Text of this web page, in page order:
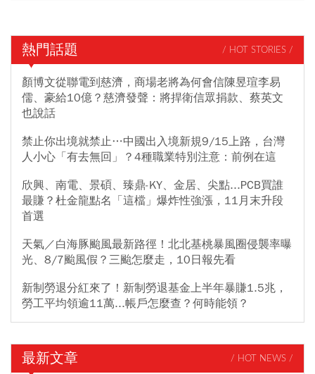
熱門話題 / HOT STORIES /
顏博文從聯電到慈濟，商場老將為何會信陳昱瑄李易
儒、豪給10億？慈濟發聲：將捍衛信眾捐款、蔡英文
也說話
禁止你出境就禁止…中國出入境新規9/15上路，台灣
人小心「有去無回」？4種職業特別注意：前例在這
欣興、南電、景碩、臻鼎-KY、金居、尖點...PCB買誰
最賺？杜金龍點名「這檔」爆炸性強漲，11月末升段
首選
天氣／白海豚颱風最新路徑！北北基桃暴風圈侵襲率曝
光、8/7颱風假？三颱怎麼走，10日報先看
新制勞退分紅來了！新制勞退基金上半年暴賺1.5兆，
勞工平均領逾11萬...帳戶怎麼查？何時能領？
最新文章 / HOT NEWS /